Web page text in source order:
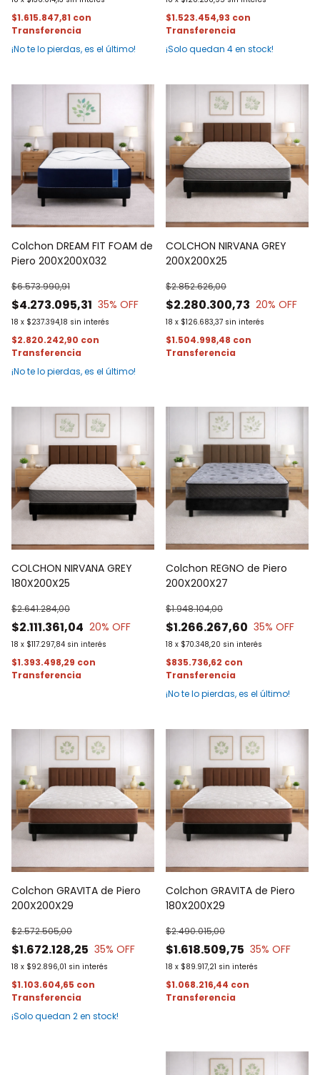
$1.615.847,81 con
¡No te lo pierdas, es el último!
$1.523.454,93 con
¡Solo quedan 4en stock!
Colchon DREAM FIT FOAM de
Piero 200X200X032
$4.273.095,31
$6.573.990,91
35% OFF
18 x $237.394,18 sin interés
$2.820.242,90 con
¡No te lo pierdas, es el último!
COLCHON NIRVANA GREY
200X200X25
$2.280.300,73
$2.852.626,00
20% OFF
18 x $126.683,37 sin interés
$1.504.998,48 con
COLCHON NIRVANA GREY
180X200X25
$2.111.361,04
$2.641.284,00
20% OFF
18 x $117.297,84 sin interés
$1.393.498,29 con
Colchon REGNO de Piero
200X200X27
$1.266.267,60
$1.948.104,00
35% OFF
18 x $70.348,20 sin interés
$835.736,62 con
¡No te lo pierdas, es el último!
Colchon GRAVITA de Piero
200X200X29
$1.672.128,25
$2.572.505,00
35% OFF
18 x $92.896,01 sin interés
$1.103.604,65 con
¡Solo quedan 2en stock!
Colchon GRAVITA de Piero
180X200X29
$1.618.509,75
$2.490.015,00
35% OFF
18 x $89.917,21 sin interés
$1.068.216,44 con